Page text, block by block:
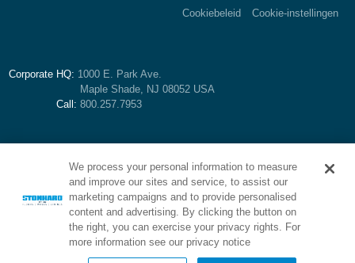
Cookiebeleid
Cookie-instellingen
Corporate HQ: 1000 E. Park Ave.
Maple Shade, NJ 08052 USA
Call: 800.257.7953
We process your personal information to measure
and improve our sites and service, to assist our
marketing campaigns and to provide personalised
content and advertising. By clicking the button on
the right, you can exercise your privacy rights. For
more information see our privacy notice